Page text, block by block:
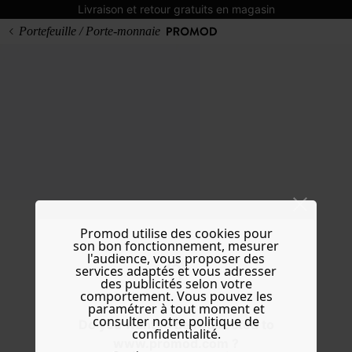
Livraison et retour gratuits en magasin
Do you want to be redirected to
www.promod.com ?
Portefeuille / Porte-monnaie
Promod utilise des cookies pour
son bon fonctionnement, mesurer
l'audience, vous proposer des
services adaptés et vous adresser
des publicités selon votre
comportement. Vous pouvez les
paramétrer à tout moment et
consulter notre politique de
confidentialité.